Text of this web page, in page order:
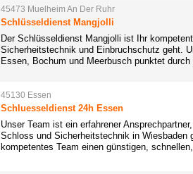
45473 Muelheim An Der Ruhr
Schlüsseldienst Mangjolli
Der Schlüsseldienst Mangjolli ist Ihr
Sicherheitstechnik und Einbruchschutz geht.
Essen, Bochum und Meerbusch punktet durch
45130 Essen
Schluesseldienst 24h Essen
Unser Team ist ein erfahrener
Schloss und Sicherheitstechnik in Wiesbaden
kompetentes Team einen günstigen,